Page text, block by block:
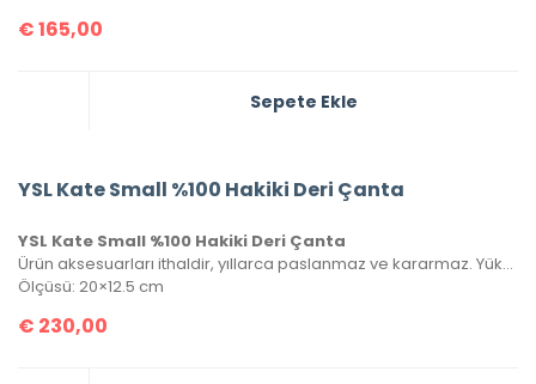
€165,00
Sepete Ekle
YSL Kate Small %100 Hakiki Deri Çanta
YSL Kate Small %100 Hakiki Deri Çanta
Ürün aksesuarları ithaldir, yıllarca paslanmaz ve kararmaz. Yüksek kalite roys deriden üretilmiştir, tüm metal aksamlarında Saint Laurent yazısı mevcuttur. Kutulu, toz torbalı ve sertifikalı olarak gönderilecektir.
Ölçüsü: 20×12.5 cm
€ 230,00